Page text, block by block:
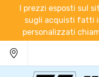
I prezzi esposti sul
sugli acquisti fatti
personalizzati